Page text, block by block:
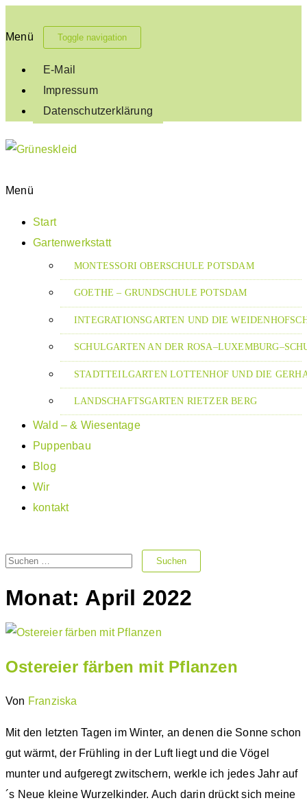
Menü Toggle navigation
E-Mail
Impressum
Datenschutzerklärung
Menü
Start
Gartenwerkstatt
MONTESSORI OBERSCHULE POTSDAM
GOETHE – GRUNDSCHULE POTSDAM
INTEGRATIONSGARTEN UND DIE
SCHULGARTEN AN DER
STADTTEILGARTEN LOTTENHOF UND DIE
LANDSCHAFTSGARTEN RIETZER BERG
Wald – & Wiesentage
Puppenbau
Blog
Wir
kontakt
nach:
Monat: April 2022
Ostereier färben mit Pflanzen
Von Franziska
Mit den letzten Tagen im Winter, an denen die Sonne schon
gut wärmt, der Frühling in der Luft liegt und die Vögel
munter und aufgeregt zwitschern, werkle ich jedes Jahr auf
´s Neue kleine Wurzelkinder. Auch darin drückt sich meine